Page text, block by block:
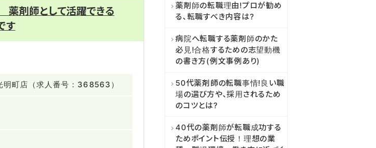
師として活躍できる
す
明町店（求人番号：368563）
薬剤師の転職理由!プロが勧め
る、転職すべき内容は?
病院へ転職する薬剤師のかた
必見!合格するための志望動機
の書き方(例文事例あり)
50代薬剤師の転職事情!良い職
場の選び方や、採用されるため
のコツとは?
40代の薬剤師が転職成功する
ためポイント伝授！理想の業